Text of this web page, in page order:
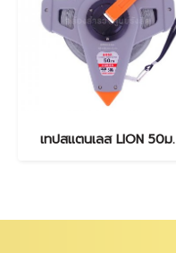
เทปสแตนเลส LION 50ม.